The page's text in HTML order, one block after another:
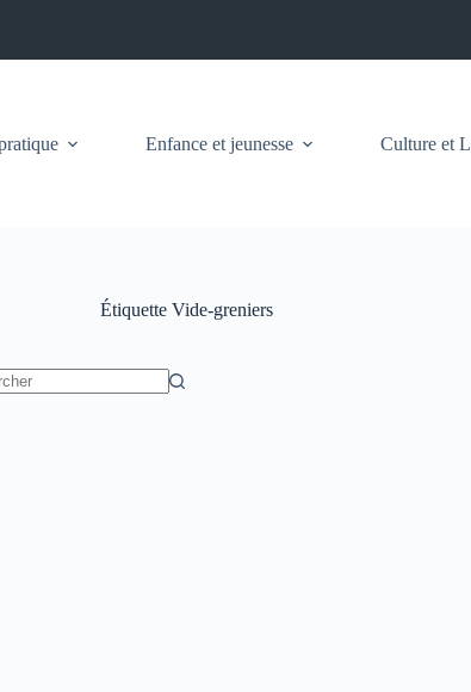
Enfance et jeunesse Culture et
Étiquette Vide-greniers